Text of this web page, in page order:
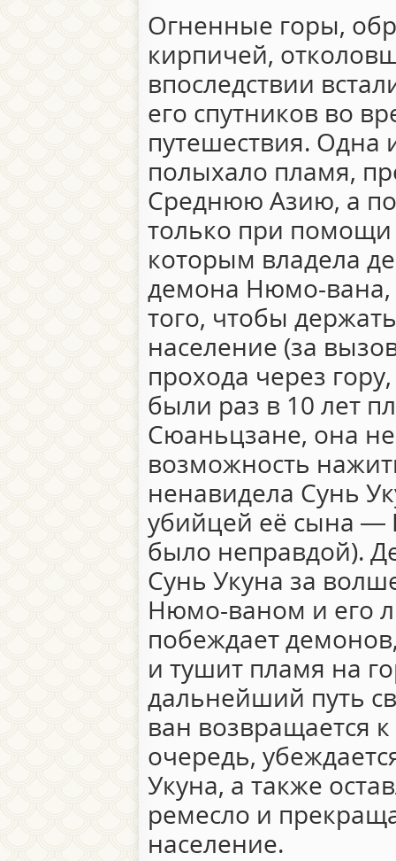
Огненные горы,
кирпичей,
впоследствии
его спутников во
путешествия. Одна
полыхало пламя,
Среднюю Азию, а
только при
которым владела
демона Нюмо-вана,
того, чтобы
население (за
прохода через
были раз в 10 лет
Сюаньцзане, она
возможность
ненавидела Сунь
убийцей её сына —
было неправдой).
Сунь Укуна за
Нюмо-ваном и его
побеждает
и тушит пламя на
дальнейший путь
ван возвращается
очередь,
Укуна, а также
ремесло и
население.